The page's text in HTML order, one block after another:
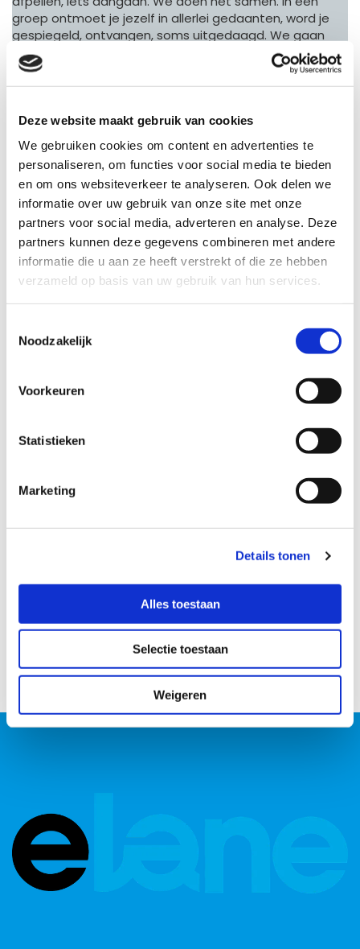
Deze website maakt gebruik van cookies
We gebruiken cookies om content en advertenties te
personaliseren, om functies voor social media te bieden
en om ons websiteverkeer te analyseren. Ook delen we
informatie over uw gebruik van onze site met onze
partners voor social media, adverteren en analyse. Deze
partners kunnen deze gegevens combineren met andere
informatie die u aan ze heeft verstrekt of die ze hebben
verzameld op basis van uw gebruik van hun services.
Noodzakelijk
Voorkeuren
Statistieken
Marketing
Details tonen
Alles toestaan
Selectie toestaan
Weigeren
groep ontmoet je jezelf in allerlei gedaanten, word je
gespiegeld, ontvangen, soms uitgedaagd. We gaan
verbinding aan of blijven er juist van weg. Wat betekent
het voor jou als mens om in verbinding te zijn? Wat
brengt het je, waar confronteert het je mee?
We gaan een dag aan de slag met elkaar, met ruimte
personen.
Wil je meer weten of je aanmelden, stuur me dan een
bericht. Een intake gesprek (online) kan noodzakelijk zijn
afhankelijk van je ervaring, daarover berichten we je:
Naam